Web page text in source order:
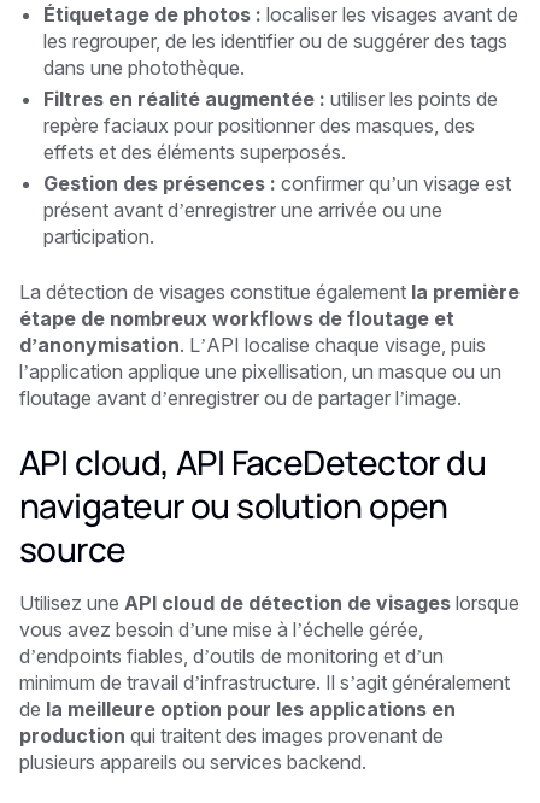
Étiquetage de photos : localiser les visages avant de
les regrouper, de les identifier ou de suggérer des tags
dans une photothèque.
Filtres en réalité augmentée : utiliser les points de
repère faciaux pour positionner des masques, des
effets et des éléments superposés.
Gestion des présences : confirmer qu’un visage est
présent avant d’enregistrer une arrivée ou une
participation.
La détection de visages constitue également la première
étape de nombreux workflows de floutage et
d’anonymisation. L’API localise chaque visage, puis
l’application applique une pixellisation, un masque ou un
floutage avant d’enregistrer ou de partager l’image.
API cloud, API FaceDetector du
navigateur ou solution open
source
Utilisez une API cloud de détection de visages lorsque
vous avez besoin d’une mise à l’échelle gérée,
d’endpoints fiables, d’outils de monitoring et d’un
minimum de travail d’infrastructure. Il s’agit généralement
de la meilleure option pour les applications en
production qui traitent des images provenant de
plusieurs appareils ou services backend.